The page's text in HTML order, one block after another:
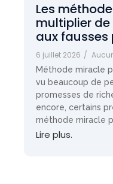
Les
multiplier de
aux fausses
6 juillet 2026 /
Méthode miracle
vu beaucoup de
promesses de
encore, certains
méthode miracle
Lire plus.